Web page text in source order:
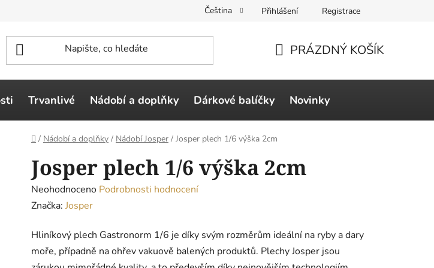
Čeština Přihlášení Registrace
KOŠÍK
PRÁZDNÝ KOŠÍK
Trvanlivé Nádobí a doplňky Dárkové balíčky Novinky
Domů
/ Nádobí a doplňky / Nádobí Josper / Josper plech 1/6 výška 2cm
Josper plech 1/6 výška 2cm
Průměrné
hodnocení
je
0,0
Neohodnoceno Podrobnosti hodnocení
Značka: Josper
Hliníkový plech Gastronorm 1/6 je díky svým rozměrům ideální na ryby a dary
moře, případně na ohřev vakuově balených produktů. Plechy Josper jsou